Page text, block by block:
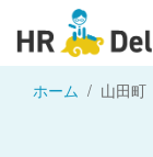
ホーム 山田町